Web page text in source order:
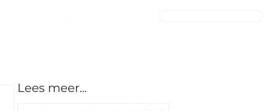
Lees meer...